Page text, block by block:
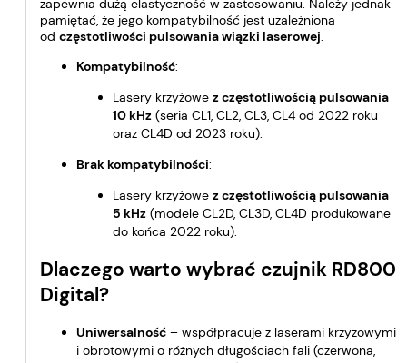
zapewnia dużą elastyczność w zastosowaniu. Należy jednak
pamiętać, że jego kompatybilność jest uzależniona
od częstotliwości pulsowania wiązki laserowej.
Kompatybilność:
Lasery krzyżowe z częstotliwością pulsowania
10 kHz (seria CL1, CL2, CL3, CL4 od 2022 roku
oraz CL4D od 2023 roku).
Brak kompatybilności:
Lasery krzyżowe z częstotliwością pulsowania
5 kHz (modele CL2D, CL3D, CL4D produkowane
do końca 2022 roku).
Dlaczego warto wybrać czujnik RD800
Digital?
Uniwersalność – współpracuje z laserami krzyżowymi
i obrotowymi o różnych długościach fali (czerwona,